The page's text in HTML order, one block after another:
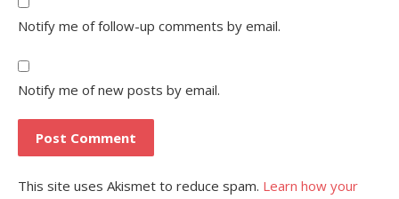
Notify me of follow-up comments by email.
Notify me of new posts by email.
This site uses Akismet to reduce spam. Learn how your